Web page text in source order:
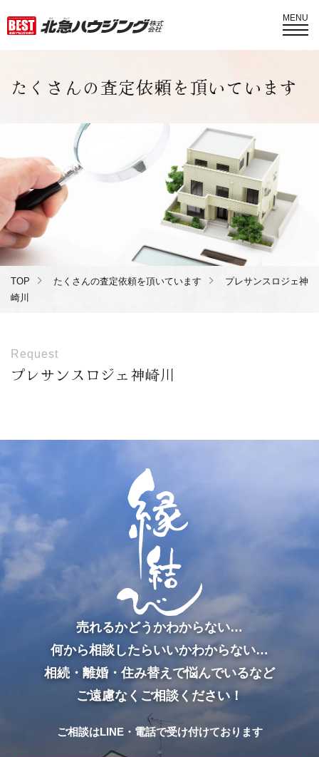
MENU
たくさんの査定依頼を頂いています
TOP たくさんの査定依頼を頂いています
プレサンスロジェ神
崎川
Request
プレサンスロジェ神崎川
売れるかどうかわからない…
何から相談したらいいかわからない…
相続・離婚・住み替えで悩んでいるなど
ご遠慮なくご相談ください！
ご相談はLINE・電話で受け付けております